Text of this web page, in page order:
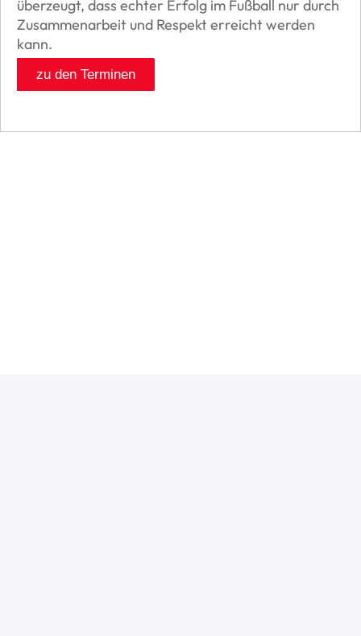
überzeugt, dass echter Erfolg im Fußball nur durch
Zusammenarbeit und Respekt erreicht werden
kann.
zu den Terminen